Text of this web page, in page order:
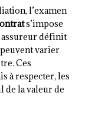
l’examen
s’impose
assureur définit
varier
Ces
à respecter, les
de la valeur de